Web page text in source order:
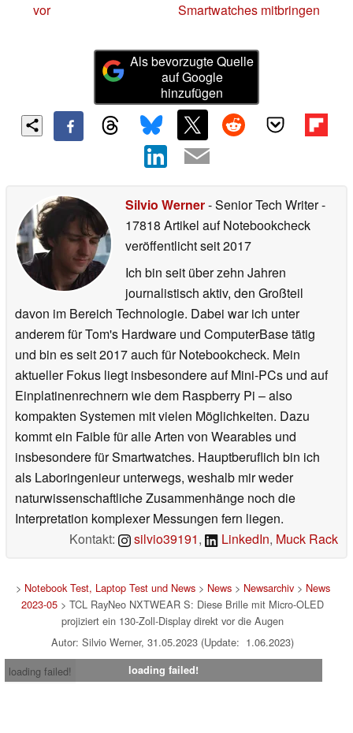
vor
Smartwatches mitbringen
Als bevorzugte Quelle
auf Google
hinzufügen
Silvio Werner- Senior Tech Writer-
17818 Artikel auf Notebookcheck
veröffentlichtseit 2017
Ich bin seit über zehn Jahren
journalistisch aktiv, den Großteil
davon im Bereich Technologie. Dabei war ich unter
anderem für Tom's Hardware und ComputerBase tätig
und bin es seit 2017 auch für Notebookcheck. Mein
aktueller Fokus liegt insbesondere auf Mini-PCs und auf
Einplatinenrechnern wie dem Raspberry Pi – also
kompakten Systemen mit vielen Möglichkeiten. Dazu
kommt ein Faible für alle Arten von Wearables und
insbesondere für Smartwatches. Hauptberuflich bin ich
als Laboringenieur unterwegs, weshalb mir weder
naturwissenschaftliche Zusammenhänge noch die
Interpretation komplexer Messungen fern liegen.
Kontakt:
silvio39191, LinkedIn, Muck Rack
> Notebook Test, Laptop Test und News> News> Newsarchiv> News
2023-05 > TCL RayNeo NXTWEAR S: Diese Brille mit Micro-OLED
projiziert ein 130-Zoll-Display direkt vor die Augen
Autor: Silvio Werner, 31.05.2023 (Update: 1.06.2023)
loading failed!
loading failed!